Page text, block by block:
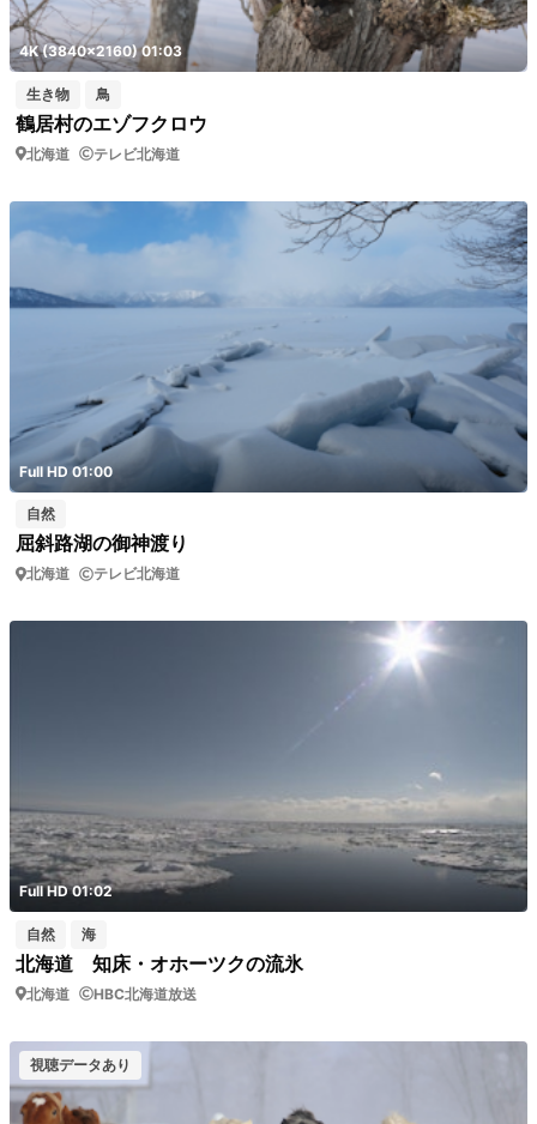
4K (3840x2160) 01:03
生き物 鳥
鶴居村のエゾフクロウ
北海道 テレビ北海道
Full HD 01:00
自然
屈斜路湖の御神渡り
北海道 テレビ北海道
Full HD 01:02
自然 海
北海道 知床・オホーツクの流氷
北海道 HBC北海道放送
視聴データあり